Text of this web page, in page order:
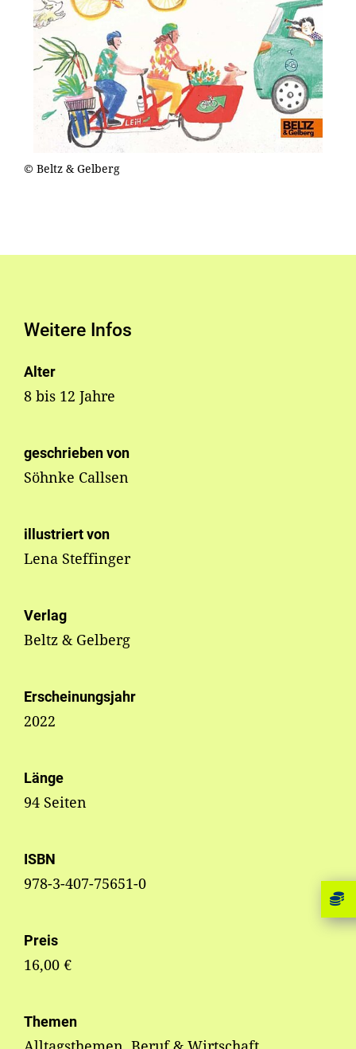
© Beltz & Gelberg
Weitere Infos
Alter
8 bis 12 Jahre
geschrieben von
Söhnke Callsen
illustriert von
Lena Steffinger
Verlag
Beltz & Gelberg
Erscheinungsjahr
2022
Länge
94 Seiten
ISBN
978-3-407-75651-0
Preis
16,00 €
Themen